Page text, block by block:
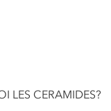
LES CERAMIDES?